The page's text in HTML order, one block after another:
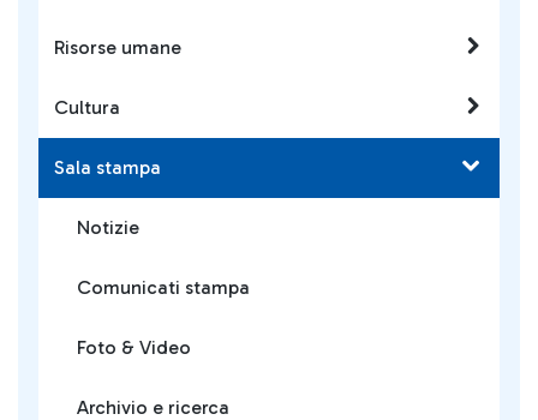
Risorse umane
Cultura
Sala stampa
Notizie
Comunicati stampa
Foto & Video
Archivio e ricerca